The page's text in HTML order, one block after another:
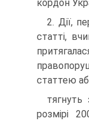
кордон
2. Дії,
статті,
статтею
розмірі